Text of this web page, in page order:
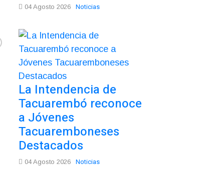
04 Agosto 2026 Noticias
La Intendencia de
Tacuarembó reconoce
a Jóvenes
Tacuaremboneses
Destacados
04 Agosto 2026 Noticias